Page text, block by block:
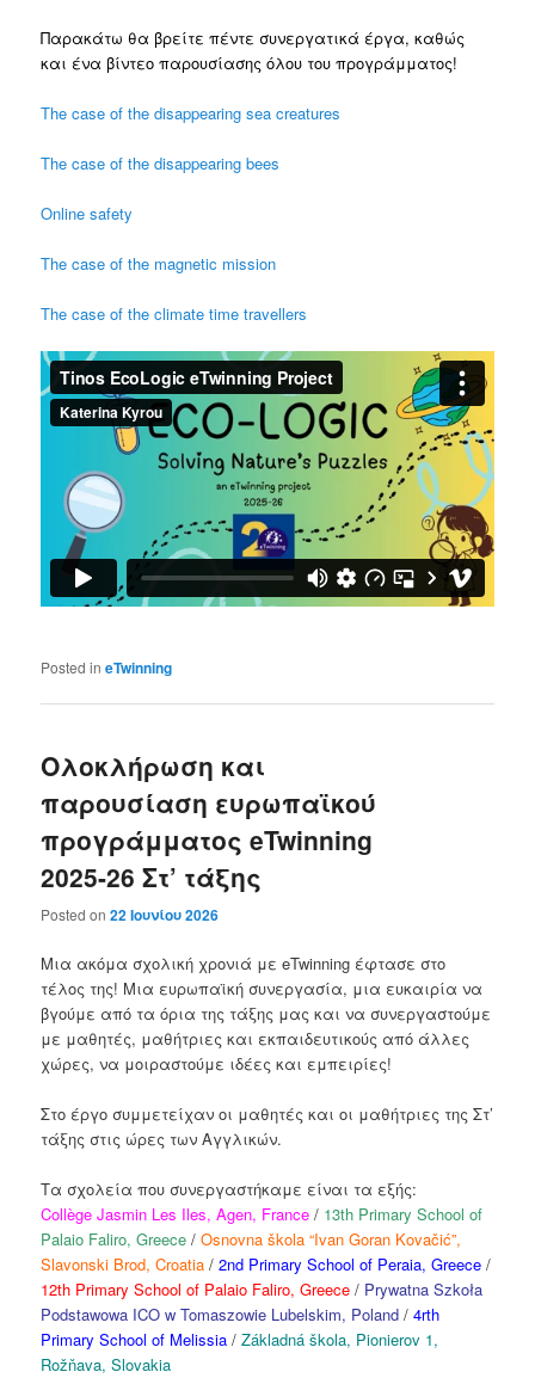
Παρακάτω θα βρείτε πέντε συνεργατικά έργα, καθώς
και ένα βίντεο παρουσίασης όλου του προγράμματος!
The case of the disappearing sea creatures
The case of the disappearing bees
Online safety
The case of the magnetic mission
The case of the climate time travellers
Posted in eTwinning
Ολοκλήρωση και
παρουσίαση ευρωπαϊκού
προγράμματος eTwinning
2025-26 Στ’ τάξης
Posted on22 Ιουνίου 2026
Μια ακόμα σχολική χρονιά με eTwinning έφτασε στο
τέλος της! Μια ευρωπαϊκή συνεργασία, μια ευκαιρία να
βγούμε από τα όρια της τάξης μας και να συνεργαστούμε
με μαθητές, μαθήτριες και εκπαιδευτικούς από άλλες
χώρες, να μοιραστούμε ιδέες και εμπειρίες!
Στο έργο συμμετείχαν οι μαθητές και οι μαθήτριες της Στ’
τάξης στις ώρες των Αγγλικών.
Τα σχολεία που συνεργαστήκαμε είναι τα εξής:
Collège Jasmin Les Iles, Agen, France / 13th Primary School of
Palaio Faliro, Greece /Osnovna škola “Ivan Goran Kovačić”,
Slavonski Brod, Croatia /2nd Primary School of Peraia, Greece /
12th Primary School of Palaio Faliro, Greece / Prywatna Szkoła
Podstawowa ICO w Tomaszowie Lubelskim, Poland /4rth
Primary School of Melissia /Základná škola, Pionierov 1,
Rožňava, Slovakia